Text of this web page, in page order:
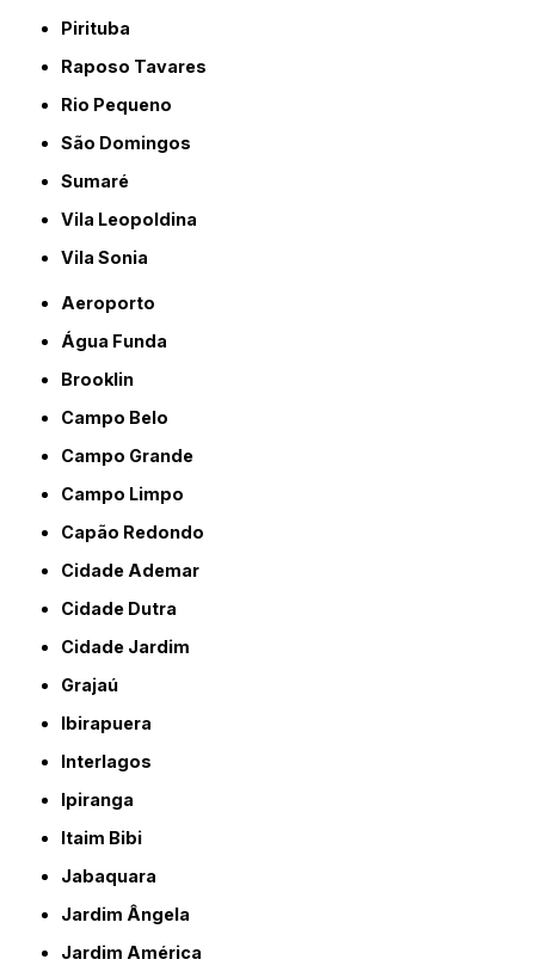
Pirituba
Raposo Tavares
Rio Pequeno
São Domingos
Sumaré
Vila Leopoldina
Vila Sonia
Aeroporto
Água Funda
Brooklin
Campo Belo
Campo Grande
Campo Limpo
Capão Redondo
Cidade Ademar
Cidade Dutra
Cidade Jardim
Grajaú
Ibirapuera
Interlagos
Ipiranga
Itaim Bibi
Jabaquara
Jardim Ângela
Jardim América